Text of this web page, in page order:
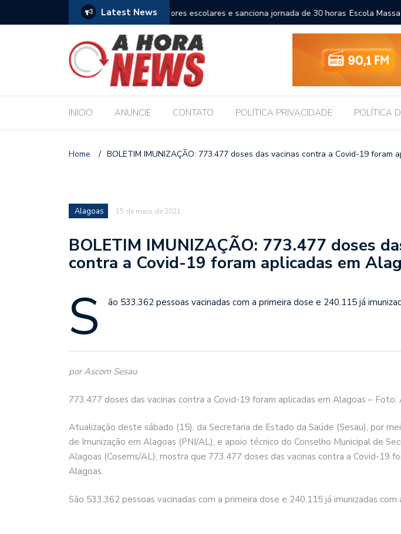
Latest News
escolares e sanciona jornada de 30 horas
Escola Massa transforma a educação e amplia horizontes
pública de Maceió
INICIO ANUNCIE CONTATO POLÍTICA PRIVACIDADE POLÍTICA
Home / BOLETIM IMUNIZAÇÃO: 773.477 doses das vacinas contra a Covid-19 foram
Alagoas 15 de maio de 2021
BOLETIM IMUNIZAÇÃO: 773.477 doses
contra a Covid-19 foram aplicadas em
S ão 533.362 pessoas vacinadas com a primeira dose e 240.115 já
por Ascom Sesau
773.477 doses das vacinas contra a Covid-19 foram aplicadas em Alagoas – Foto:
Atualização deste sábado (15), da Secretaria de Estado da Saúde (Sesau), por
de Imunização em Alagoas (PNI/AL), e apoio técnico do Conselho Municipal de
Alagoas (Cosems/AL), mostra que 773.477 doses das vacinas contra a Covid-19
Alagoas.
São 533.362 pessoas vacinadas com a primeira dose e 240.115 já imunizadas com